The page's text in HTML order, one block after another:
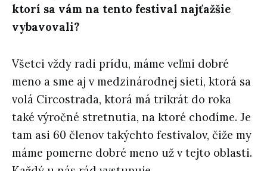
ktorí sa vám na tento festival najťažšie
vybavovali?
Všetci vždy radi prídu, máme veľmi dobré
meno a sme aj v medzinárodnej sieti, ktorá sa
volá Circostrada, ktorá má trikrát do roka
také výročné stretnutia, na ktoré chodíme. Je
tam asi 60 členov takýchto festivalov, čiže my
máme pomerne dobré meno už v tejto oblasti.